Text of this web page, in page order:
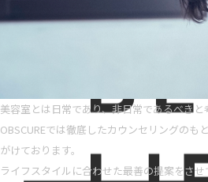
美容室とは日常であり、非日常であるべきと
OBSCUREでは徹底したカウンセリングのも
がけております。
ライフスタイルに合わせた最善の提案をさせ